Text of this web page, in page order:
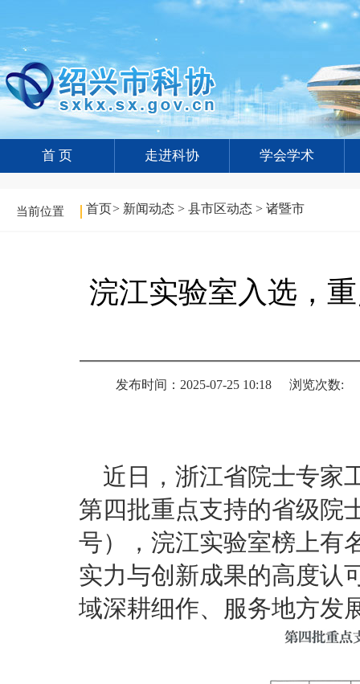
首 页 走进科协 学会学术
当前位置 首页> 新闻动态 > 县市区动态 > 诸暨市
浣江实验室入选，
发布时间：2025-07-25 10:18 浏览次数:
近日，浙江省院士专家
第四批重点支持的省级院
号），浣江实验室榜上有
实力与创新成果的高度认
域深耕细作、服务地方发